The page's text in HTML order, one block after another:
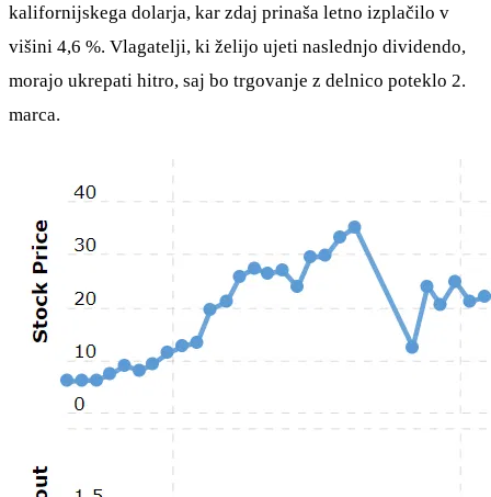
kalifornijskega dolarja, kar zdaj prinaša letno izplačilo v
višini 4,6 %. Vlagatelji, ki želijo ujeti naslednjo dividendo,
morajo ukrepati hitro, saj bo trgovanje z delnico poteklo 2.
marca.